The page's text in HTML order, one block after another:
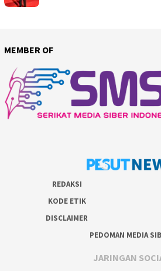
MEMBER OF
REDAKSI
KODE ETIK
DISCLAIMER
PEDOMAN MEDIA
JARINGAN